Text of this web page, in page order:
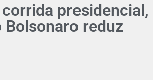
presidencial,
Bolsonaro reduz